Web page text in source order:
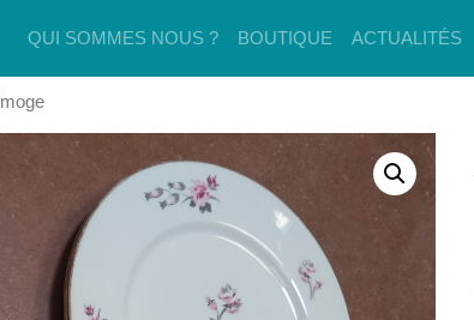
QUI SOMMES NOUS ? BOUTIQUE ACTUALITÉS